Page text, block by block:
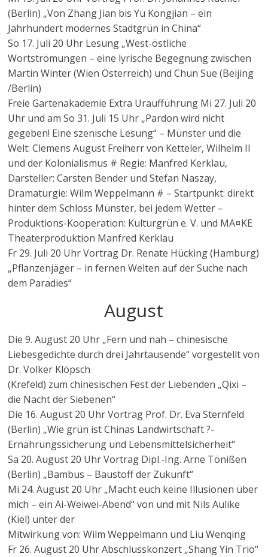
(Berlin) „Von Zhang Jian bis Yu Kongjian – ein
Jahrhundert modernes Stadtgrün in China“
So 17. Juli 20 Uhr Lesung „West-östliche
Wortströmungen – eine lyrische Begegnung zwischen
Martin Winter (Wien Österreich) und Chun Sue (Beijing
/Berlin)
Freie Gartenakademie Extra Uraufführung Mi 27. Juli 20
Uhr und am So 31. Juli 15 Uhr „Pardon wird nicht
gegeben! Eine szenische Lesung“ – Münster und die
Welt: Clemens August Freiherr von Ketteler, Wilhelm II
und der Kolonialismus # Regie: Manfred Kerklau,
Darsteller: Carsten Bender und Stefan Naszay,
Dramaturgie: Wilm Weppelmann # – Startpunkt: direkt
hinter dem Schloss Münster, bei jedem Wetter –
Produktions-Kooperation: Kulturgrün e. V. und MA¤KE
Theaterproduktion Manfred Kerklau
Fr 29. Juli 20 Uhr Vortrag Dr. Renate Hücking (Hamburg)
„Pflanzenjäger – in fernen Welten auf der Suche nach
dem Paradies“
August
Die 9. August 20 Uhr „Fern und nah – chinesische
Liebesgedichte durch drei Jahrtausende“ vorgestellt von
Dr. Volker Klöpsch
(Krefeld) zum chinesischen Fest der Liebenden „Qixi –
die Nacht der Siebenen“
Die 16. August 20 Uhr Vortrag Prof. Dr. Eva Sternfeld
(Berlin) „Wie grün ist Chinas Landwirtschaft ?-
Ernährungssicherung und Lebensmittelsicherheit“
Sa 20. August 20 Uhr Vortrag Dipl.-Ing. Arne Tönißen
(Berlin) „Bambus – Baustoff der Zukunft“
Mi 24. August 20 Uhr „Macht euch keine Illusionen über
mich – ein Ai-Weiwei-Abend“ von und mit Nils Aulike
(Kiel) unter der
Mitwirkung von: Wilm Weppelmann und Liu Wenqing
Fr 26. August 20 Uhr Abschlusskonzert „Shang Yin Trio“